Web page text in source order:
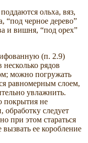
ольха, вяз,
“под черное дерево”
и вишня, “под орех”
(п. 2.9)
рядов
можно погружать
равномерным слоем,
увлажнить.
покрытия не
обработку следует
при этом стараться
ее коробление